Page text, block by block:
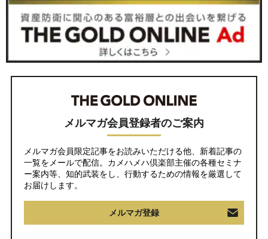
メルマガ会員登録者のご案内
メルマガ会員限定記事をお読みいただける他、新着記事の
一覧をメールで配信。カメハメハ倶楽部主催の各種セミナ
ー案内等、知的武装をし、行動するための情報を厳選して
お届けします。
メルマガ登録